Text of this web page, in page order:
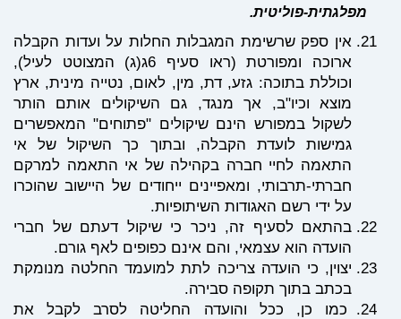
מפלגתית-פוליטית.
אין ספק שרשימת המגבלות החלות על ועדות הקבלה
ארוכה ומפורטת (ראו סעיף 6ג(ג) המצוטט לעיל),
וכוללת בתוכה: גזע, דת, מין, לאום, נטייה מינית, ארץ
מוצא וכיו"ב, אך מנגד, גם השיקולים אותם הותר
לשקול במפורש הינם שיקולים "פתוחים" המאפשרים
גמישות לועדת הקבלה, ובתוך כך השיקול של אי
התאמה לחיי חברה בקהילה של אי התאמה למרקם
חברתי-תרבותי, ומאפיינים ייחודים של היישוב שהוכרו
על ידי רשם האגודות השיתופיות.
בהתאם לסעיף זה, ניכר כי שיקול דעתם של חברי
הועדה הוא עצמאי, והם אינם כפופים לאף גורם.
יצוין, כי הועדה צריכה לתת למועמד החלטה מנומקת
בכתב בתוך תקופה סבירה.
כמו כן, ככל והועדה החליטה לסרב לקבל את